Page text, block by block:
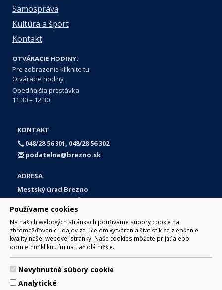
Používame cookies
Na našich webových stránkach používame súbory cookie na
zhromažďovanie údajov za účelom vytvárania štatistík na zlepšenie
kvality našej webovej stránky. Naše cookies môžete prijať alebo
odmietnuť kliknutím na tlačidlá nižšie.
Nevyhnutné súbory cookie
Analytické
Samospráva
Kultúra a šport
Kontakt
OTVÁRACIE HODINY:
Pre zobrazenie kliknite tu:
Otváracie hodiny
Obedňajšia prestávka
11.30 – 12.30
KONTAKT
048/28 56 301, 048/28 56 302
podatelna@brezno.sk
ADRESA
Mestský úrad Brezno
Námestie gen. M. R. Štefánika 1
977 01 Brezno
Slovakia (Slovak Republic)
© 2017 Mesto Brezno, Námestie gen. M. R. Štefánika 1, Brezno
977 01 Tel.: 048/28 56 301, 048/28 56 302 Email: